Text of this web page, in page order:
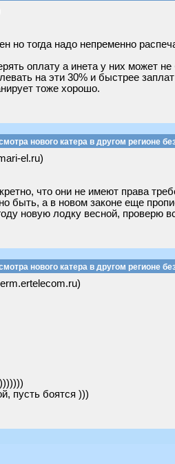
но тогда надо непременно
оплату а инета у них может
на эти 30% и быстрее
тоже хорошо.
нового катера в другом регионе
el.ru)
что они не имеют права
быть, а в новом законе еще
новую лодку весной, проверю
нового катера в другом регионе
пусть боятся )))